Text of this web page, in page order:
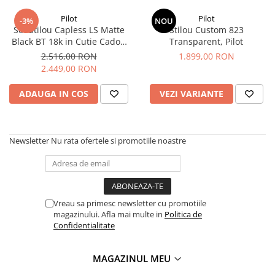
Lamy
Montblanc
Montegrappa
Monteverde USA
Namiki
Platinum
Hammered Sterling Silver
Multipen
Creioane Grafit
Ultima ocazie
Markere
Etuiuri
Accesorii
Seturi Neo Slim
Seturi Hexo
Seturi Essentio
Seturi Grip 2010 & 2011
Seturi Poly
Seturi Pelikan
Seturi Pelikan Souveran
Seturi Pelikan Jazz
Seturi Lamy
Seturi Sailor
Seturi Caran d'Ache
Seturi Leman
Pensule
Accesorii pentru Artisti
Creioane Tehnice
Radiere Arta si Grafica
Hartie Creativ
Mecanism Creion Mecanic
Rezerva Radiera Creion Mecanic
-3% Pilot
Set Stilou Capless LS Matte
Black BT 18k in Cutie Cadou
cu Cerneala 50 ml Take-Sumi,
Pilot
2.516,00 RON
2.449,00 RON
ADAUGA IN COS
NOU Pilot
Stilou Custom 823
Transparent, Pilot
1.899,00 RON
VEZI VARIANTE
Newsletter Nu rata ofertele si promotiile noastre
Vreau sa primesc newsletter cu promotiile
magazinului. Afla mai multe in Politica de
Confidentialitate
MAGAZINUL MEU